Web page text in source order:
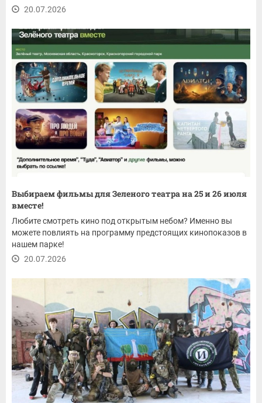
20.07.2026
Выбираем фильмы для Зеленого театра на 25 и 26 июля
вместе!
Любите смотреть кино под открытым небом? Именно вы
можете повлиять на программу предстоящих кинопоказов в
нашем парке!
20.07.2026